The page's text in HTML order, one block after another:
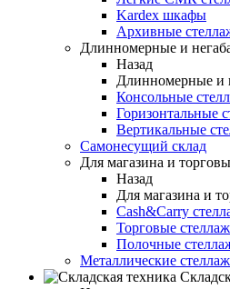
Kardex шкафы
Архивные
Длинномерные и
Назад
Длинномерные и
Консольные
Горизонтальные
Вертикальные
Самонесущий склад
Для магазина и
Назад
Для магазина и
Cash&Carry
Торговые
Полочные
Металлические